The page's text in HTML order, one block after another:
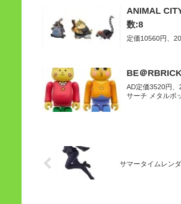
ANIMAL
数:8
定価10560円、
BE＠
AD定価3520円
サーチ メタルボ
サマータイムレン